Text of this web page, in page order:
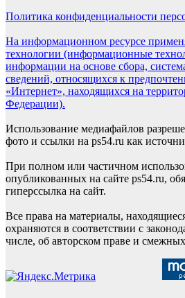
Политика конфиденциальности
На информационном ресурсе
технологии (информационные
информации на основе сбора,
сведений, относящихся к
«Интернет», находящихся на
Федерации).
Использование медиафайлов
фото и ссылки на ps54.ru как
При полном или частичном
опубликованных на сайте ps54.ru,
гиперссылка на сайт.
Все права на материалы,
охраняются в соответствии с
числе, об авторском праве и